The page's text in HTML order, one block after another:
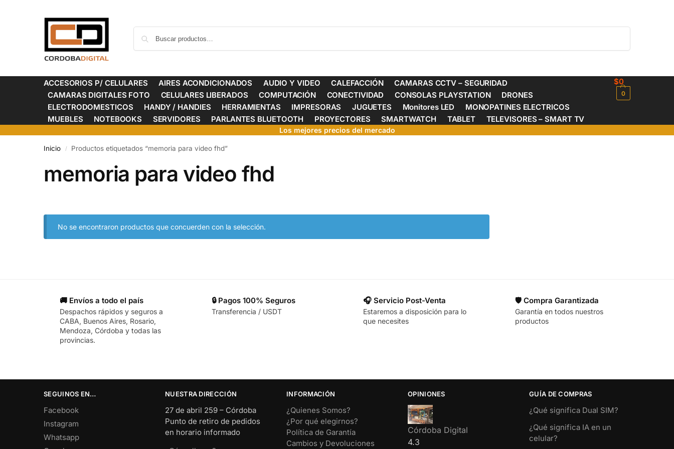
ACCESORIOS P/ CELULARES AIRES ACONDICIONADOS AUDIO Y VIDEO CALEFACCIÓN
CAMARAS CCTV – SEGURIDAD
CAMARAS DIGITALES FOTO
CELULARES LIBERADOS COMPUTACIÓN CONECTIVIDAD CONSOLAS PLAYSTATION
DRONES
ELECTRODOMESTICOS
HANDY / HANDIES HERRAMIENTAS IMPRESORAS JUGUETES Monitores LED
MONOPATINES ELECTRICOS
MUEBLES
NOTEBOOKS SERVIDORES PARLANTES BLUETOOTH PROYECTORES SMARTWATCH TABLET TELEVISORES – SMART TV
$0
0
Los mejores precios del mercado
Inicio / Productos etiquetados “memoria para video fhd”
memoria para video fhd
No se encontraron productos que concuerden con la selección.
🚚 Envíos a todo el país
Despachos rápidos y seguros a
CABA, Buenos Aires, Rosario,
Mendoza, Córdoba y todas las
provincias.
🔒 Pagos 100% Seguros
Transferencia / USDT
🎧 Servicio Post-Venta
Estaremos a disposición para lo
que necesites
🛡️ Compra Garantizada
Garantía en todos nuestros
productos
SEGUINOS EN…
Facebook
Instagram
Whatsapp
NUESTRA DIRECCIÓN
27 de abril 259 – Córdoba
Punto de retiro de pedidos
en horario informado
INFORMACIÓN
¿Quienes Somos?
¿Por qué elegirnos?
Política de Garantía
Cambios y Devoluciones
OPINIONES
Córdoba Digital
4.3
GUÍA DE COMPRAS
¿Qué significa Dual SIM?
¿Qué significa IA en un
celular?